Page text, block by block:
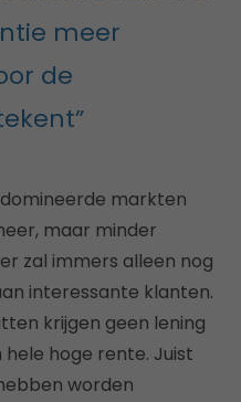
meer
de
markten
maar minder
zal immers alleen nog
interessante klanten.
krijgen geen lening
hoge rente. Juist
worden